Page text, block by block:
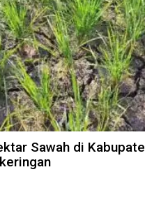
Sawah di